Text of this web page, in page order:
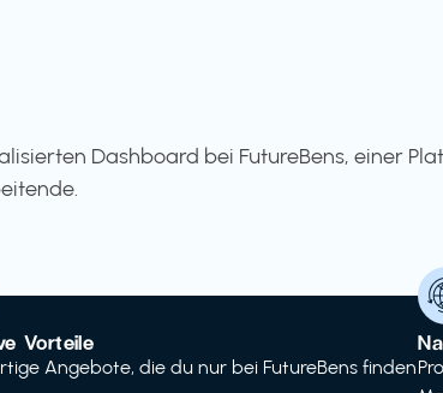
Dashboard bei FutureBens, einer
Vorteile
Angebote, die du nur bei FutureBens finden